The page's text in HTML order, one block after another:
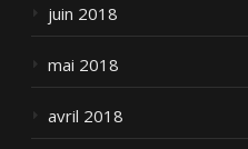
juin 2018
mai 2018
avril 2018